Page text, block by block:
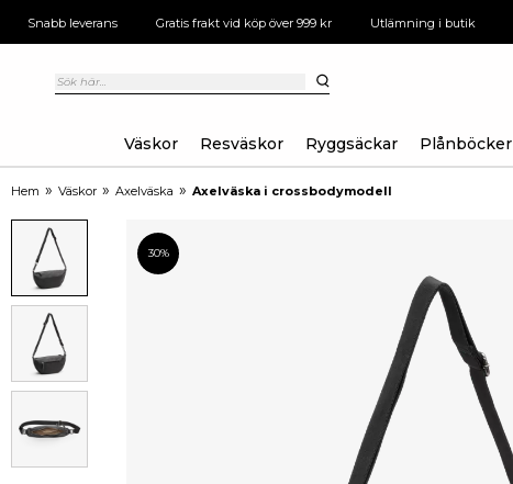
Snabb leverans Gratis frakt vid köp över 999 kr Utlämning i butik
Väskor Resväskor Ryggsäckar Plånböcker
Hem » Väskor » Axelväska » Axelväska i crossbodymodell
30%